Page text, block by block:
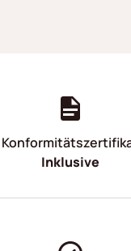
Inklusive